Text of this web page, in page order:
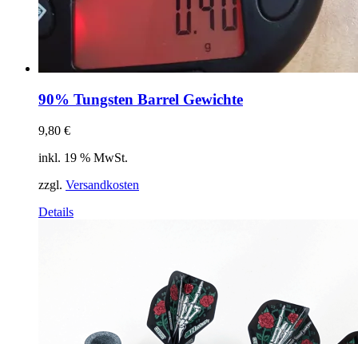
90% Tungsten Barrel Gewichte
9,80 €
inkl. 19 % MwSt.
zzgl. Versandkosten
Details